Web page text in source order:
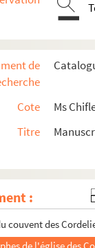
de
Cote
Ms
Titre
:
patentes de
faite au
le revenu des
présentée au roi
concernant
du vitrail de
couvent des